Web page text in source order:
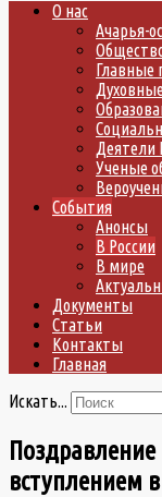
О нас
Ачарья-
Главные
Деятели
Ученые
События
Анонсы
В России
В мире
Документы
Статьи
Контакты
Главная
Искать...
вступлением